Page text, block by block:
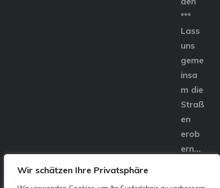
Wir schätzen Ihre Privatsphäre
***
Lass
uns
geme
insa
m die
Straß
en
erob
ern…